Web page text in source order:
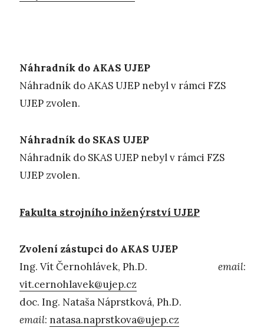
Náhradník do AKAS UJEP
Náhradník do AKAS UJEP nebyl v rámci FZS
UJEP zvolen.
Náhradník do SKAS UJEP
Náhradník do SKAS UJEP nebyl v rámci FZS
UJEP zvolen.
Fakulta strojního inženýrství UJEP
Zvolení zástupci do AKAS UJEP
Ing. Vít Černohlávek, Ph.D. email:
vit.cernohlavek@ujep.cz
doc. Ing. Nataša Náprstková, Ph.D.
email: natasa.naprstkova@ujep.cz